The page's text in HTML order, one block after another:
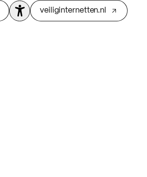
veiliginternetten.nl